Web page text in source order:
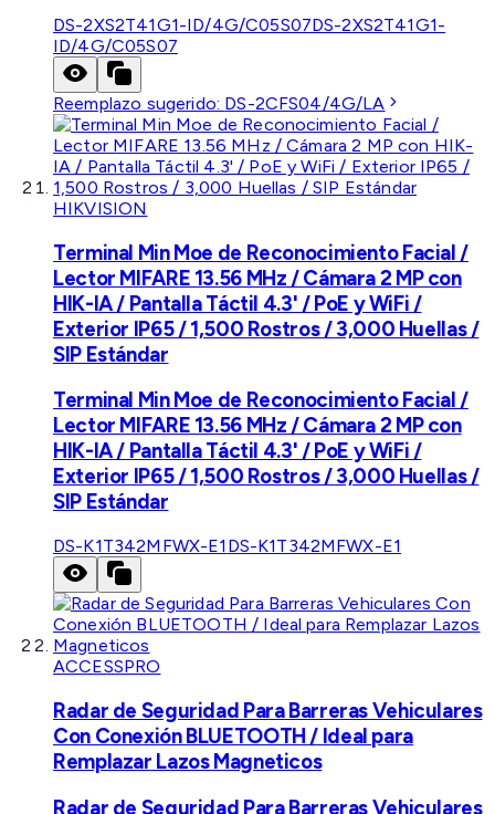
DS-2XS2T41G1-ID/4G/C05S07DS-2XS2T41G1-
ID/4G/C05S07
Reemplazo sugerido: DS-2CFS04/4G/LA
HIKVISION
Terminal Min Moe de Reconocimiento Facial /
Lector MIFARE 13.56 MHz / Cámara 2 MP con
HIK-IA / Pantalla Táctil 4.3' / PoE y WiFi /
Exterior IP65 / 1,500 Rostros / 3,000 Huellas /
SIP Estándar
Terminal Min Moe de Reconocimiento Facial /
Lector MIFARE 13.56 MHz / Cámara 2 MP con
HIK-IA / Pantalla Táctil 4.3' / PoE y WiFi /
Exterior IP65 / 1,500 Rostros / 3,000 Huellas /
SIP Estándar
DS-K1T342MFWX-E1 DS-K1T342MFWX-E1
ACCESSPRO
Radar de Seguridad Para Barreras Vehiculares
Con Conexión BLUETOOTH / Ideal para
Remplazar Lazos Magneticos
Radar de Seguridad Para Barreras Vehiculares